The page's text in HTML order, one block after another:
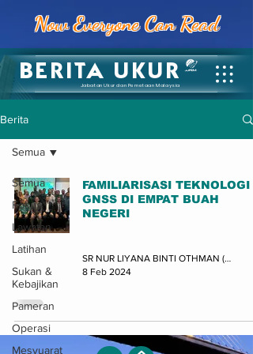
BERITA UKUR
Jabatan Ukur dan Pemetaan Malaysia
Now Everyone Can Read
Berita
Semua
Fokus
Lawatan
Latihan
Sukan &
Kebajikan
Pameran
Operasi
Mesyuarat
Semua
FAMILIARISASI TEKNOLOGI
GNSS DI EMPAT BUAH
NEGERI
SR NUR LIYANA BINTI OTHMAN (JUPEM-BK)
8 Feb 2024